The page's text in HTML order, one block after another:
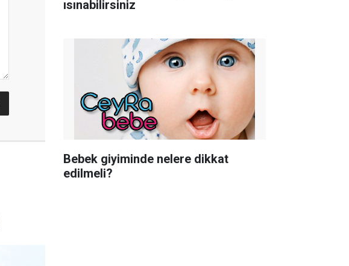
ısınabilirsiniz
Bebek giyiminde nelere dikkat
edilmeli?